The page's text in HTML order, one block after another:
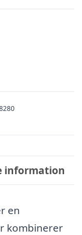
information
en
kombinerer